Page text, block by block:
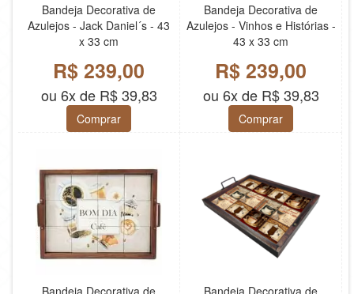
Bandeja Decorativa de
Azulejos - Jack Daniel´s - 43
x 33 cm
R$ 239,00
ou 6x de R$ 39,83
Comprar
Bandeja Decorativa de
Azulejos - Vinhos e Histórias -
43 x 33 cm
R$ 239,00
ou 6x de R$ 39,83
Comprar
Bandeja Decorativa de
Bandeja Decorativa de